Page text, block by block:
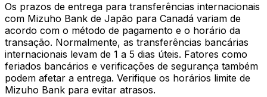
Os prazos de entrega para transferências internacionais
com Mizuho Bank de Japão para Canadá variam de
acordo com o método de pagamento e o horário da
transação. Normalmente, as transferências bancárias
internacionais levam de 1 a 5 dias úteis. Fatores como
feriados bancários e verificações de segurança também
podem afetar a entrega. Verifique os horários limite de
Mizuho Bank para evitar atrasos.